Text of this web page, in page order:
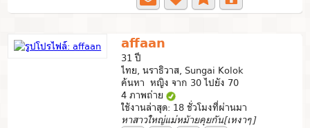
affaan
31 ปี
ไทย, นราธิวาส, Sungai Kolok
ค้นหา หญิง จาก 30 ไปยัง 70
4 ภาพถ่าย
ใช้งานล่าสุด: 18 ชั่วโมงที่ผ่านมา
หาสาวใหญ่แม่หม้ายคุยกัน[เหงาๆ]